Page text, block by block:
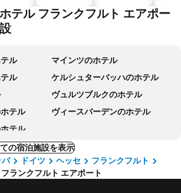
テル フランクフルト エアポー
ル
マインツのホテル
ル
ケルシュターバッハのホテル
ヴュルツブルクのホテル
テル
ヴィースバーデンのホテル
テル
の宿泊施設を表示
パ ドイツ ヘッセ
フランクフルト
ランクフルト エアポート